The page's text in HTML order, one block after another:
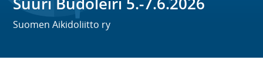
Suomen Aikidoliitto ry